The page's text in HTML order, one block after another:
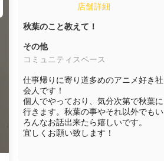
店舗詳細
秋葉のこと教えて！
その他
コミュニティスペース
仕事帰りに寄り道多めのアニメ好き社
会人です！
個人でやっており、気分次第で秋葉に
行きます。秋葉の事やそれ以外でもい
ろんなお話出来たら嬉しいです。
宜しくお願い致します！